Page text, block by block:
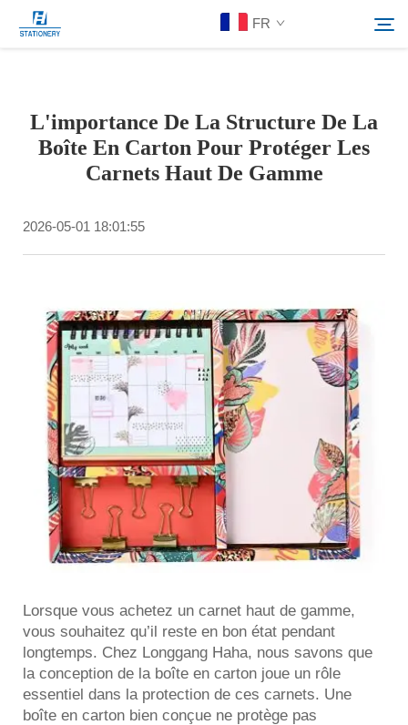
FR
Produits
À Propos De Nous
Solutions personnalisées
Contactez-Nous
Rechercher
L'importance De La Structure De La
Boîte En Carton Pour Protéger Les
Carnets Haut De Gamme
2026-05-01 18:01:55
Lorsque vous achetez un carnet haut de gamme,
vous souhaitez qu’il reste en bon état pendant
longtemps. Chez Longgang Haha, nous savons que
la conception de la boîte en carton joue un rôle
essentiel dans la protection de ces carnets. Une
boîte en carton bien conçue ne protège pas